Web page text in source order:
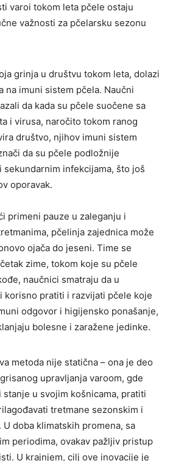
varoi tokom leta pčele ostaju
važnosti za pčelarsku sezonu
grinja u društvu tokom leta, dolazi
na imuni sistem pčela. Naučni
da kada su pčele suočene sa
i virusa, naročito tokom ranog
društvo, njihov imuni sistem
da su pčele podložnije
sekundarnim infekcijama, što još
oporavak.
primeni pauze u zaleganju i
pčelinja zajednica može
ojača do jeseni. Time se
zime, tokom koje su pčele
naučnici smatraju da u
korisno pratiti i razvijati pčele koje
odgovor i higijensko ponašanje,
bolesne i zaražene jedinke.
metoda nije statična – ona je deo
upravljanja varoom, gde
u svojim košnicama, pratiti
tretmane sezonskim i
doba klimatskih promena, sa
periodima, ovakav pažljiv pristup
U krajnjem, cilj ove inovacije je